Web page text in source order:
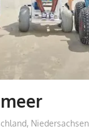
, Niedersachsen